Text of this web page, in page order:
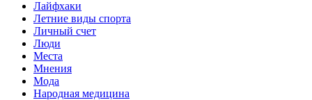
Лайфхаки
Летние виды спорта
Личный счет
Люди
Места
Мнения
Мода
Народная медицина